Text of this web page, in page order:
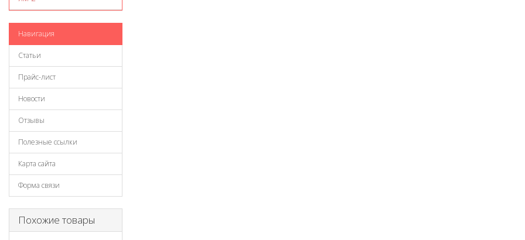
Навигация
Статьи
Прайс-лист
Новости
Отзывы
Полезные ссылки
Карта сайта
Форма связи
Похожие товары